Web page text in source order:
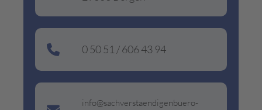
0 50 51 / 606 43 94
info@sachverstaendigenbuero-